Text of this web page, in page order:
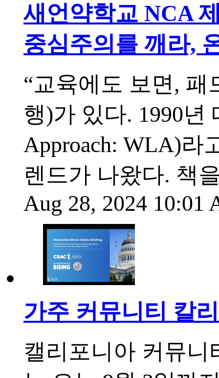
새언약학교 NCA
중심주의를 깨라,
“교육에도 보면, 패
행)가 있다. 1990년
Approach: WLA)라
렌드가 나왔다. 책
Aug 28, 2024 10:01
가주 커뮤니티 칼
캘리포니아 커뮤니